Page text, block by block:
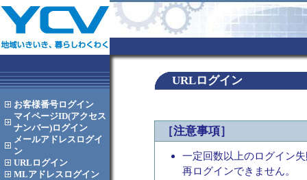
お客様番号ログイン
マイページID(アクセス
ナンバー)ログイン
メールアドレス ログイ
ン
URL ログイン
MLアドレス ログイン
URLログイン
［注意事項］
一定回数以上のログイン
再ログインできません。